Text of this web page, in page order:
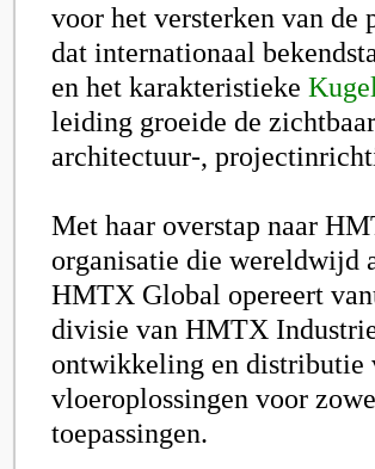
voor het versterken van de
dat internationaal
en het karakteristieke
leiding groeide de
architectuur-,
Met haar overstap naar
organisatie die wereldwijd
HMTX Global opereert
divisie van HMTX
ontwikkeling en distributie
vloeroplossingen voor
toepassingen.